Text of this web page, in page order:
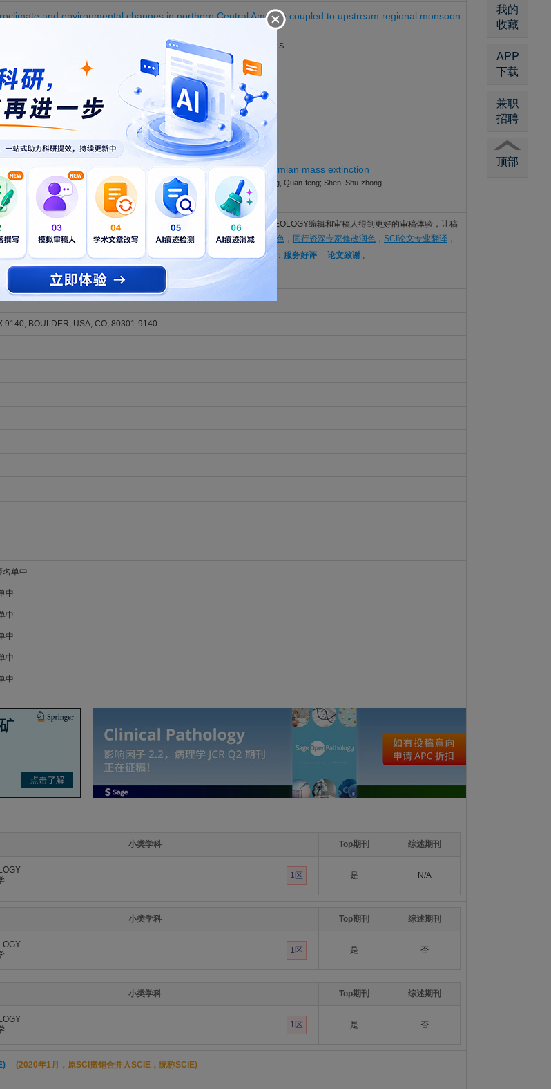
and environmental changes in northern Central America coupled to upstream regional monsoon
Winter, Amos; Cheng, Hai; Rubino, Angelo; Vasquez, Osmin J.; Lachniet, Matthew S
572-576. DOI: 10.1130/G54539.1
slip on N-S normal faults in the Himalayan orogen
Spiers, Christopher J
545-550. DOI: 10.1130/G54248.1
magma revealed by titanium diffusion in plutonic K-feldspar
Shao-Hua; Wu, Fu-Yuan
593-597. DOI: 10.1130/G54166.1
shifts in shallow marine environments across the end-Permian mass extinction
Wei, Guang-Yi; Cao, Mengchun; Sheng, Kai; Wang, Wen-qian; Zhang, Hua; Zheng, Quan-feng; Shen, Shu-zhong
404-408. DOI: 10.1130/G54293.1
speaker精心编辑的稿件，不仅能满足GEOLOGY的语言要求，还能让GEOLOGY编辑和审稿人得到更好的审稿体验，让稿
分理解和公正评估。LetPub的专业SCI论文编辑服务（包括SCI论文英语润色 ， 同行资深专家修改润色 ， SCI论文专业翻译 ，
作者准备稿件，已助力全球15万+作者顺利发表论文。部分发表范例可查看： 服务好评 论文致谢 。
9140, BOULDER, USA, CO, 80301-9140
名单中
中
中
中
中
中
小类学科 Top期刊 综述期刊
1区 是 N/A
小类学科 Top期刊 综述期刊
1区 是 否
小类学科 Top期刊 综述期刊
1区 是 否
(2020年1月，原SCI撤销合并入SCIE，统称SCIE)
我的
收藏
APP
下载
兼职
招聘
顶部